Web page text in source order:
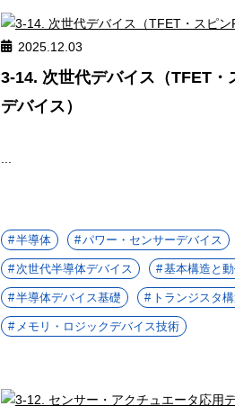
2025.12.03
3-14. 次世代デバイス（TFET・
デバイス）
半導体 パワー・センサーデバイス
次世代半導体デバイス 基本構造と
半導体デバイス基礎 トランジスタ
メモリ・ロジックデバイス技術